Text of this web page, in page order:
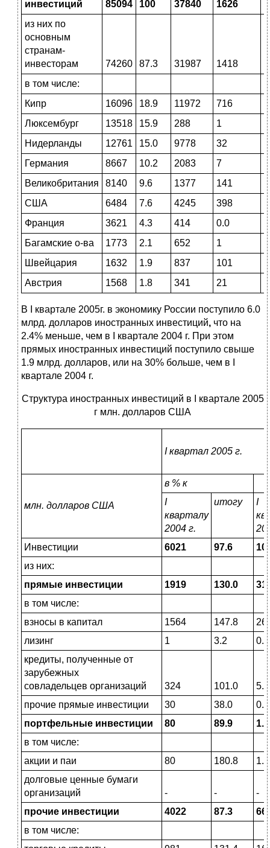
инвестиций 85094 100 37840 1626
из них по
основным
странам-
инвесторам
74260 87.3 31987 1418
в том числе:
Кипр
16096 18.9 11972 716
Люксембург
13518 15.9 288 1
Нидерланды
12761 15.0 9778 32
Германия
8667 10.2 2083 7
Великобритания
8140 9.6 1377 141
США
6484 7.6 4245 398
Франция
3621 4.3 414 0.0
Багамские о-ва
1773 2.1 652 1
Швейцария
1632 1.9 837 101
Австрия
1568 1.8 341 21
В I квартале 2005г. в экономику России поступило 6.0
млрд. долларов иностранных инвестиций, что на
2.4% меньше, чем в I квартале 2004 г. При этом
прямых иностранных инвестиций поступило свыше
1.9 млрд. долларов, или на 30% больше, чем в I
квартале 2004 г.
Структура иностранных инвестиций в I квартале 2005
г млн. долларов США
Iквартал 2005 г.
млн. долларов США
в % к
I
кварталу
2004 г.
итогу
I
Инвестиции
6021 97.6
из них:
прямые инвестиции
1919 130.0
в том числе:
взносы в капитал
1564 147.8
лизинг
1 3.2
0.0
кредиты, полученные от
зарубежных
совладельцев организаций
324 101.0
5.4
прочие прямые инвестиции
30 38.0
0.5
портфельные инвестиции
80 89.9
1.3
в том числе:
акции и паи
80 180.8
1.3
долговые ценные бумаги
организаций
- -
-
прочие инвестиции
4022 87.3
в том числе: